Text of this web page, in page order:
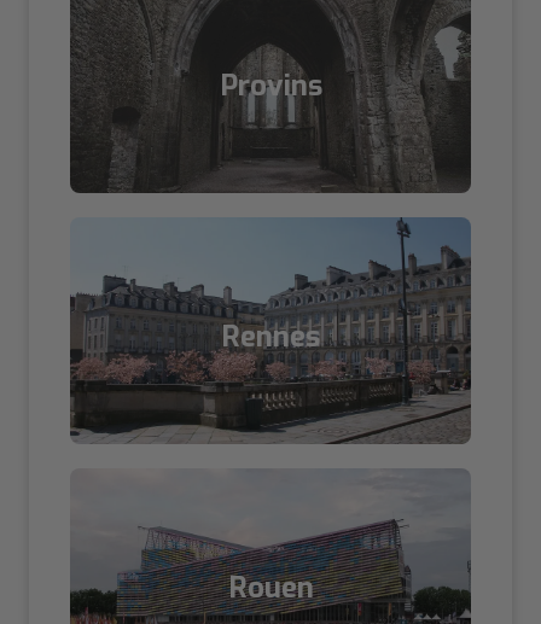
Provins
Rennes
Rouen